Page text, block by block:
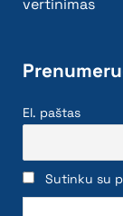
El. paštas
Sutinku su